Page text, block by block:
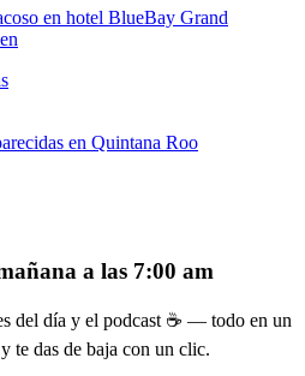
en hotel BlueBay Grand
en Quintana Roo
a las 7:00 am
del día y el podcast ☕ — todo en un
te das de baja con un clic.